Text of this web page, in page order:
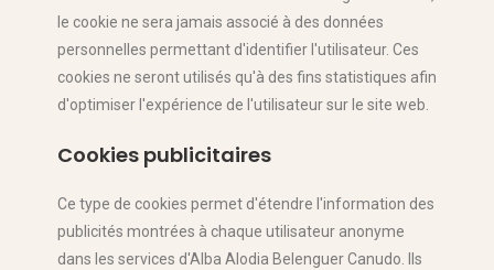
le cookie ne sera jamais associé à des données
personnelles permettant d'identifier l'utilisateur. Ces
cookies ne seront utilisés qu'à des fins statistiques afin
d'optimiser l'expérience de l'utilisateur sur le site web.
Cookies publicitaires
Ce type de cookies permet d'étendre l'information des
publicités montrées à chaque utilisateur anonyme
dans les services d'Alba Alodia Belenguer Canudo. Ils